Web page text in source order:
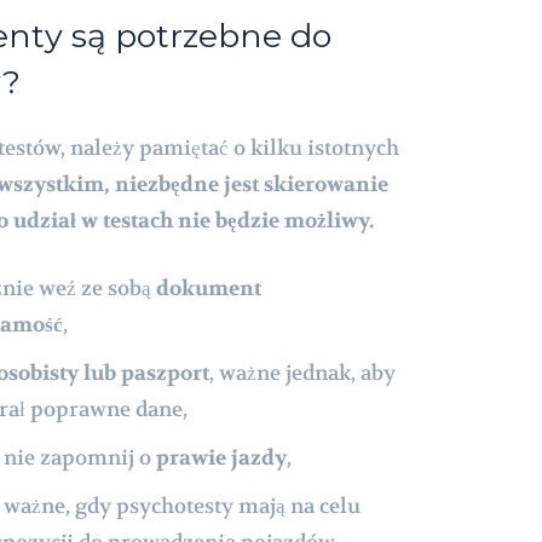
są potrzebne do
należy pamiętać o kilku istotnych
niezbędne jest skierowanie
udział w testach nie będzie możliwy.
weź ze sobą dokument
,
lub paszport, ważne jednak, aby
poprawne dane,
nie zapomnij oprawie jazdy,
gdy psychotesty mają na celu